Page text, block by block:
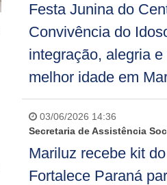
Festa Junina do
Convivência do
integração, alegria
melhor idade em
03/06/2026 14:36
Secretaria de Assistência
Mariluz recebe kit
Fortalece Paraná